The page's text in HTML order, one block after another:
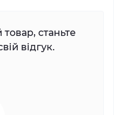
станьте
відгук.